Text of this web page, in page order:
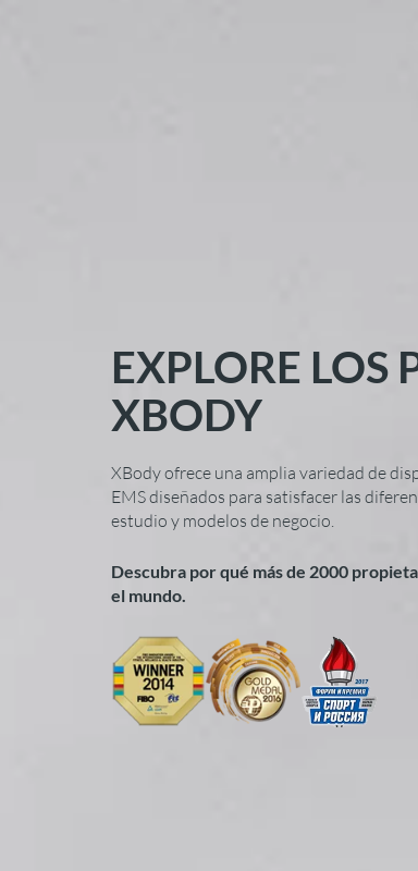
EXPLORE LOS
XBODY
XBody ofrece una amplia variedad de
EMS diseñados para satisfacer las
estudio y modelos de negocio.
Descubra por qué más de 2000
el mundo.